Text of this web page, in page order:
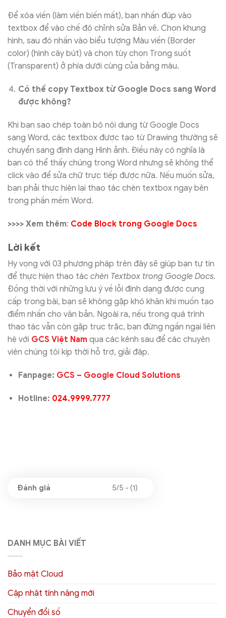
Để xóa viền (làm viền biến mất), bạn nhấn đúp vào
textbox để vào chế độ chỉnh sửa Bản vẽ. Chọn khung
hình, sau đó nhấn vào biểu tượng Màu viền (Border
color) (hình cây bút) và chọn tùy chọn Trong suốt
(Transparent) ở phía dưới cùng của bảng màu.
Có thể copy Textbox từ Google Docs sang Word
được không?
Khi bạn sao chép toàn bộ nội dung từ Google Docs
sang Word, các textbox được tạo từ Drawing thường sẽ
chuyển sang định dạng Hình ảnh. Điều này có nghĩa là
bạn có thể thấy chúng trong Word nhưng sẽ không thể
click vào để sửa chữ trực tiếp được nữa. Nếu muốn sửa,
bạn phải thực hiện lại thao tác chèn textbox ngay bên
trong phần mềm Word.
>>>> Xem thêm: Code Block trong Google Docs
Lời kết
Hy vọng với 03 phương pháp trên đây sẽ giúp bạn tự tin
để thực hiện thao tác chèn Textbox trong Google Docs.
Đồng thời với những lưu ý về lỗi định dạng được cung
cấp trong bài, bạn sẽ không gặp khó khăn khi muốn tạo
điểm nhấn cho văn bản. Ngoài ra, nếu trong quá trình
thao tác vẫn còn gặp trục trặc, bạn đừng ngần ngại liên
hệ với GCS Việt Nam qua các kênh sau để các chuyên
viên chúng tôi kịp thời hỗ trợ, giải đáp.
Fanpage: GCS – Google Cloud Solutions
Hotline: 024.9999.7777
5/5 - (1)
DANH MỤC BÀI VIẾT
Bảo mật Cloud
Cập nhật tính năng mới
Chuyển đổi số